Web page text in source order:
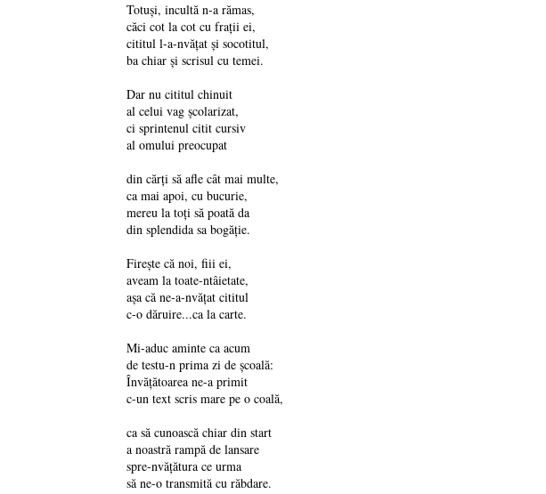
Totuși, incultă n-a rămas,
căci cot la cot cu frații ei,
cititul l-a-nvățat și socotitul,
ba chiar și scrisul cu temei.
Dar nu cititul chinuit
al celui vag școlarizat,
ci sprintenul citit cursiv
al omului preocupat
din cărți să afle cât mai multe,
ca mai apoi, cu bucurie,
mereu la toți să poată da
din splendida sa bogăție.
Firește că noi, fiii ei,
aveam la toate-ntâietate,
așa că ne-a-nvățat cititul
c-o dăruire...ca la carte.
Mi-aduc aminte ca acum
de testu-n prima zi de școală:
Învățătoarea ne-a primit
c-un text scris mare pe o coală,
ca să cunoască chiar din start
a noastră rampă de lansare
spre-nvățătura ce urma
să ne-o transmită cu răbdare.